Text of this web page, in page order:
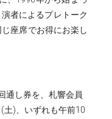
者によるプレトーク
座席でお得にお楽し
通し券を、札響会員
土)、いずれも午前10